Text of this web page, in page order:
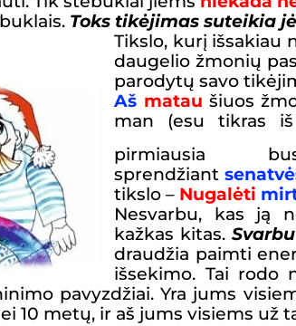
Toks tikėjimas suteikia
Tikslo, kurį išsakiau
daugelio žmonių
parodytų savo
Aš matau šiuos
man (esu tikras
pirmiausia
sprendžiant
tikslo– Nugalėti
Nesvarbu, kas ją
kažkas kitas.
draudžia paimti
išsekimo. Tai rodo
pavyzdžiai. Yra jums
10 metų, ir aš jums visiems už